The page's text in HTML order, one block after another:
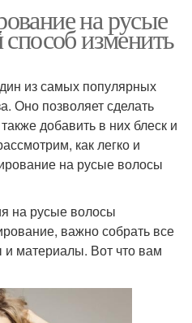
на русые
изменить
из самых популярных
Оно позволяет сделать
добавить в них блеск и
как легко и
на русые волосы
на русые волосы
важно собрать все
материалы. Вот что вам